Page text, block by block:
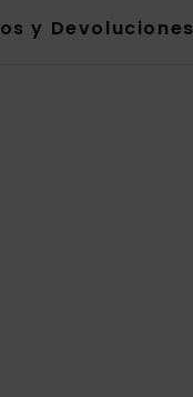
y Devoluciones